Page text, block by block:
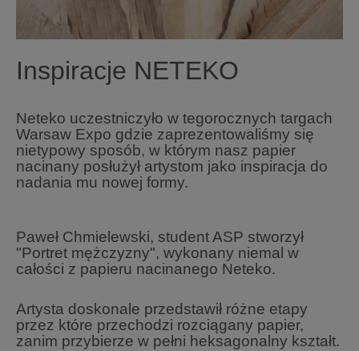
Inspiracje NETEKO
Neteko uczestniczyło w tegorocznych targach
Warsaw Expo gdzie zaprezentowaliśmy się
nietypowy sposób, w którym nasz papier
nacinany posłużył artystom jako inspiracja do
nadania mu nowej formy.
Paweł Chmielewski, student ASP stworzył
"Portret mężczyzny", wykonany niemal w
całości z papieru nacinanego Neteko.
Artysta doskonale przedstawił różne etapy
przez które przechodzi rozciągany papier,
zanim przybierze w pełni heksagonalny kształt.